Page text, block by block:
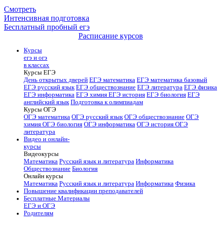
Смотреть
Интенсивная подготовка
Бесплатный пробный егэ
Расписание курсов
Курсы
егэ и огэ
в классах
Курсы ЕГЭ
День открытых дверей ЕГЭ математика ЕГЭ математика базовый
ЕГЭ русский язык ЕГЭ обществознание ЕГЭ литература ЕГЭ физика
ЕГЭ информатика ЕГЭ химия ЕГЭ история ЕГЭ биология ЕГЭ
английский язык Подготовка к олимпиадам
Курсы ОГЭ
ОГЭ математика ОГЭ русский язык ОГЭ обществознание ОГЭ
химия ОГЭ биология ОГЭ информатика ОГЭ история ОГЭ
литература
Видео и онлайн-
курсы
Видеокурсы
Математика Русский язык и литература Информатика
Обществознание Биология
Онлайн курсы
Математика Русский язык и литература Информатика Физика
Повышение квалификации преподавателей
Бесплатные Материалы
ЕГЭ и ОГЭ
Родителям